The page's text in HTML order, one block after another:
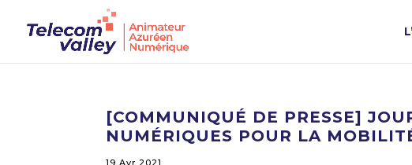
[COMMUNIQUÉ DE PRESSE]
NUMÉRIQUES POUR LA
19 Avr 2021